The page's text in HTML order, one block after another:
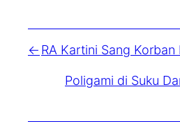
RA Kartini Sang Korban
Poligami di Suku